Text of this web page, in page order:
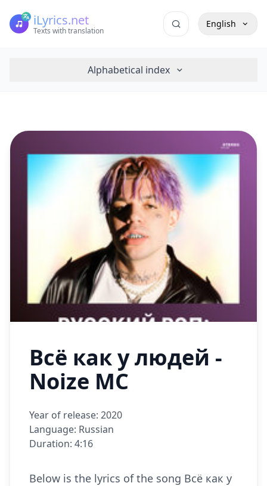
iLyrics.net
Texts with translation
English
Alphabetical index
Всё как у людей -
Noize MC
Year of release: 2020
Language: Russian
Duration: 4:16
Below is the lyrics of the song Всё как у